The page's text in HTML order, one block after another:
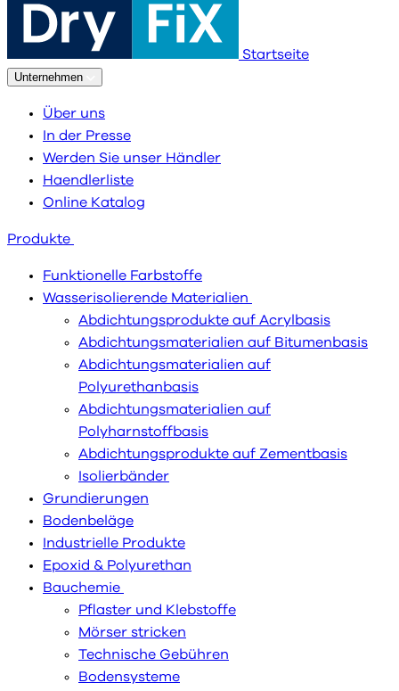
Startseite
Unternehmen
Über uns
In der Presse
Werden Sie unser Händler
Haendlerliste
Online Katalog
Produkte
Funktionelle Farbstoffe
Wasserisolierende Materialien
Abdichtungsprodukte auf Acrylbasis
Abdichtungsmaterialien auf Bitumenbasis
Abdichtungsmaterialien auf
Polyurethanbasis
Abdichtungsmaterialien auf
Polyharnstoffbasis
Abdichtungsprodukte auf Zementbasis
Isolierbänder
Grundierungen
Bodenbeläge
Industrielle Produkte
Epoxid & Polyurethan
Bauchemie
Pflaster und Klebstoffe
Mörser stricken
Technische Gebühren
Bodensysteme